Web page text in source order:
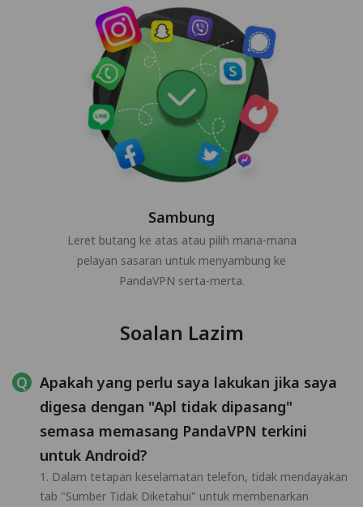
Sambung
Leret butang ke atas atau pilih mana-mana
pelayan sasaran untuk menyambung ke
PandaVPN serta-merta.
Soalan Lazim
Apakah yang perlu saya lakukan jika saya
digesa dengan "Apl tidak dipasang"
semasa memasang PandaVPN terkini
untuk Android?
1. Dalam tetapan keselamatan telefon, tidak mendayakan
tab "Sumber Tidak Diketahui" untuk membenarkan